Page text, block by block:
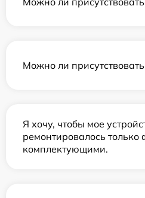
Можно ли
Я хочу, чтобы мое
ремонтировалось
комплектующими.